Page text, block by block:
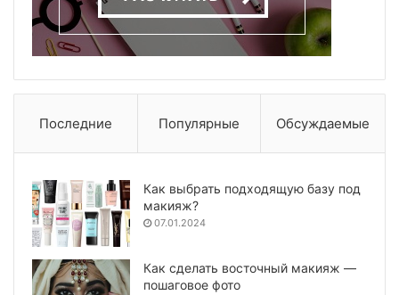
Последние Популярные Обсуждаемые
Как выбрать подходящую базу под
макияж?
07.01.2024
Как сделать восточный макияж —
пошаговое фото